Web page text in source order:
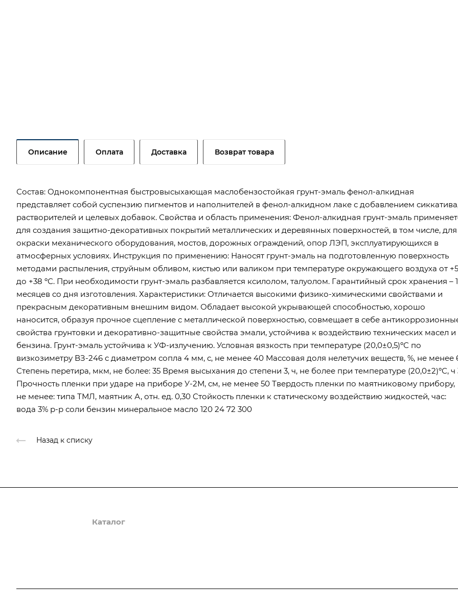
Описание Оплата Доставка Возврат товара
Состав: Однокомпонентная быстровысыхающая маслобензостойкая грунт-эмаль фенол-алкидная
представляет собой суспензию пигментов и наполнителей в фенол-алкидном лаке с добавлением
растворителей и целевых добавок. Свойства и область применения: Фенол-алкидная грунт-эмаль
для создания защитно-декоративных покрытий металлических и деревянных поверхностей, в том числе, для
окраски механического оборудования, мостов, дорожных ограждений, опор ЛЭП, эксплуатирующихся в
атмосферных условиях. Инструкция по применению: Наносят грунт-эмаль на подготовленную поверхность
методами распыления, струйным обливом, кистью или валиком при температуре окружающего воздуха от +5
до +38 ºС. При необходимости грунт-эмаль разбавляется ксилолом, талуолом. Гарантийный срок хранения –
месяцев со дня изготовления. Характеристики: Отличается высокими физико-химическими свойствами и
прекрасным декоративным внешним видом. Обладает высокой укрывающей способностью, хорошо
наносится, образуя прочное сцепление с металлической поверхностью, совмещает в себе
свойства грунтовки и декоративно-защитные свойства эмали, устойчива к воздействию технических масел и
бензина. Грунт-эмаль устойчива к УФ-излучению. Условная вязкость при температуре (20,0±0,5)ºС по
визкозиметру ВЗ-246 с диаметром сопла 4 мм, с, не менее 40 Массовая доля нелетучих веществ, %, не менее
Степень перетира, мкм, не более: 35 Время высыхания до степени 3, ч, не более при температуре (20,0±2)ºС, ч
Прочность пленки при ударе на приборе У-2М, см, не менее 50 Твердость пленки по маятниковому прибору,
не менее: типа ТМЛ, маятник А, отн. ед. 0,30 Стойкость пленки к статическому воздействию жидкостей, час:
вода 3% р-р соли бензин минеральное масло 120 24 72 300
Назад к списку
Каталог